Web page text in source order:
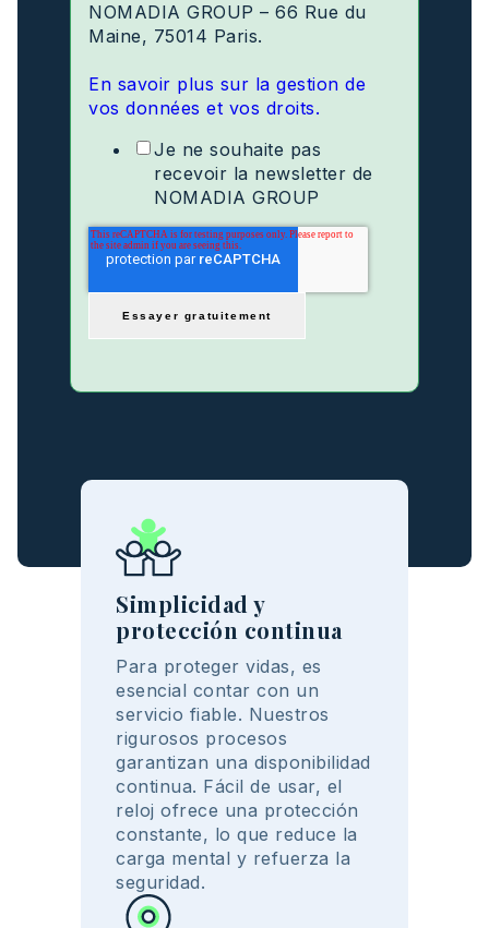
NOMADIA GROUP – 66 Rue du
Maine, 75014 Paris.
En savoir plus sur la gestion de
vos données et vos droits.
Je ne souhaite pas
recevoir la newsletter de
NOMADIA GROUP
Simplicidad y
protección continua
Para proteger vidas, es
esencial contar con un
servicio fiable. Nuestros
rigurosos procesos
garantizan una disponibilidad
continua. Fácil de usar, el
reloj ofrece una protección
constante, lo que reduce la
carga mental y refuerza la
seguridad.